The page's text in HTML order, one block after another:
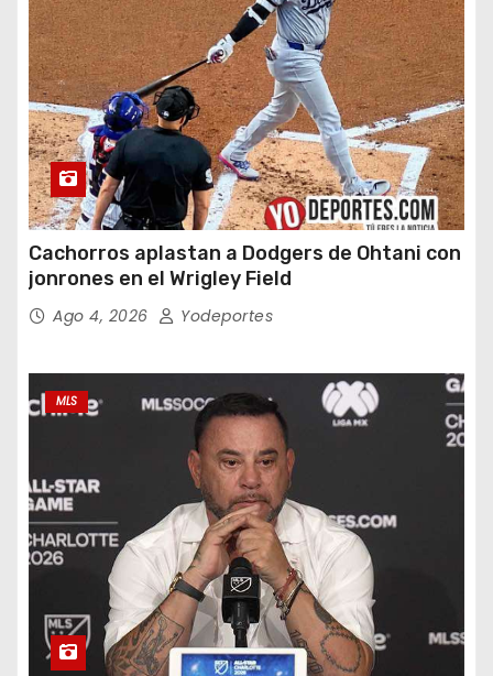
Cachorros aplastan a Dodgers de Ohtani con
jonrones en el Wrigley Field
Ago 4, 2026 Yodeportes
MLS